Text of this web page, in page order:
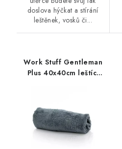
doslova hýčkat a stírání
leštěnek, vosků či...
Work Stuff Gentleman
Plus 40x40cm leštící